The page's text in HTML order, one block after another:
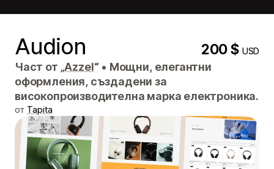
Audion 200 $USD
Част от „Azzel“ • Мощни, елегантни
оформления, създадени за
високопроизводителна марка електроника.
от Tapita